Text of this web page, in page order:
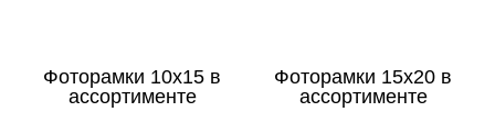
Фоторамки 10х15 в
ассортименте
Фоторамки 15х20 в
ассортименте